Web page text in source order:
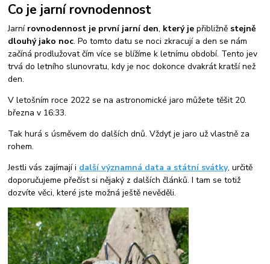
Co je jarní rovnodennost
Jarní rovnodennost je první jarní den, který je přibližně stejně
dlouhý jako noc. Po tomto datu se noci zkracují a den se nám
začíná prodlužovat čím více se blížíme k letnímu období. Tento jev
trvá do letního slunovratu, kdy je noc dokonce dvakrát kratší než
den.
V letošním roce 2022 se na astronomické jaro můžete těšit 20.
března v 16:33.
Tak hurá s úsměvem do dalších dnů. Vždyť je jaro už vlastně za
rohem.
Jestli vás zajímají i další významná data a státní svátky, určitě
doporučujeme přečíst si nějaký z dalších článků. I tam se totiž
dozvíte věci, které jste možná ještě nevěděli.